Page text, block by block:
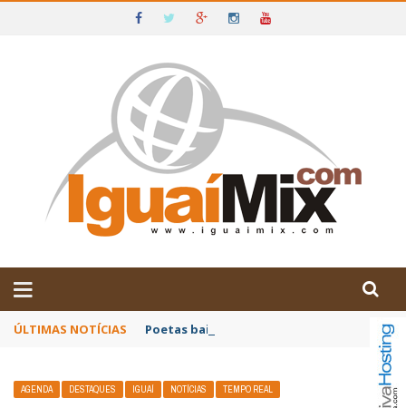
IGUAÍ E SUDOESTE DA BAHIA
ÚLTIMAS NOTÍCIAS Poetas baianos representam o Brasil no
AGENDA DESTAQUES IGUAÍ NOTÍCIAS TEMPO REAL